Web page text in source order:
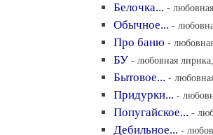
Белочка... -
Обычное... -
Про баню -
БУ - любовная
Бытовое... -
Придурки... -
Попугайское... -
Дебильное... -